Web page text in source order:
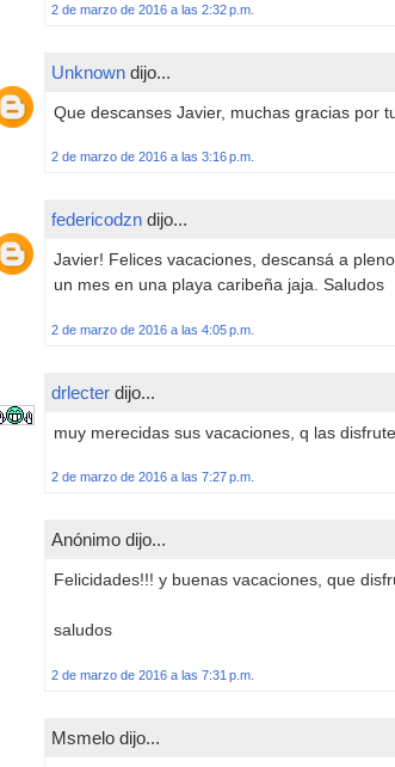
2 de marzo de 2016 a las 2:32 p.m.
Unknown dijo...
Que descanses Javier, muchas gracias por
2 de marzo de 2016 a las 3:16 p.m.
federicodzn dijo...
Javier! Felices vacaciones, descansá a
un mes en una playa caribeña jaja. Saludos
2 de marzo de 2016 a las 4:05 p.m.
drlecter dijo...
muy merecidas sus vacaciones, q las
2 de marzo de 2016 a las 7:27 p.m.
Anónimo dijo...
Felicidades!!! y buenas vacaciones, que
saludos
2 de marzo de 2016 a las 7:31 p.m.
Msmelo dijo...